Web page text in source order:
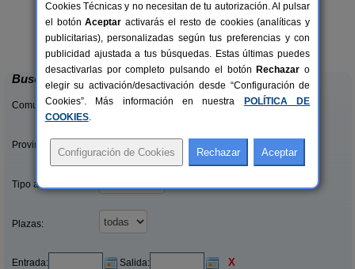
7 pers.
desde25 €
Casa Farruquitas
Cervo (Lugo)
Buscar
Comunidades:
Provincias/Islas:
Tipo alquiler:
Plazas:
Entrada: Salida: X
Cookies Técnicas y no necesitan de tu autorización. Al pulsar
el botónAceptar activarás el resto de cookies (analíticas y
publicitarias), personalizadas según tus preferencias y con
publicidad ajustada a tus búsquedas. Estas últimas puedes
desactivarlas por completo pulsando el botón Rechazar o
elegir su activación/desactivación desde “Configuración de
Cookies”. Más información en nuestra
POLÍTICA DE
COOKIES.